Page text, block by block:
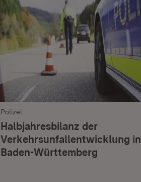
Polizei
Halbjahresbilanz der
Verkehrsunfallentwicklung in
Baden-Württemberg